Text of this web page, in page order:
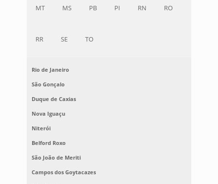
MT MS PB PI RN RO
RR SE TO
Rio de Janeiro
São Gonçalo
Duque de Caxias
Nova Iguaçu
Niterói
Belford Roxo
São João de Meriti
Campos dos Goytacazes